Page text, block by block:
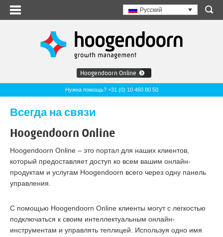
Русский
Hoogendoorn Online
Нужна помощь? +31 (0) 10 460 80 50
Всегда на связи
Hoogendoorn Online
Hoogendoorn Online – это портал для наших клиентов,
который предоставляет доступ ко всем вашим онлайн-
продуктам и услугам Hoogendoorn всего через одну панель
управления.
С помощью Hoogendoorn Online клиенты могут с легкостью
подключаться к своим интеллектуальным онлайн-
инструментам и управлять теплицей. Используя одно имя